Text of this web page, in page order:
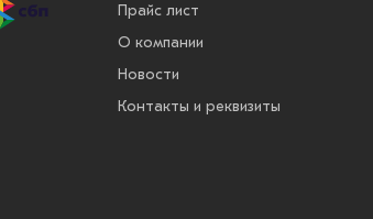
Прайс лист
О компании
Новости
Контакты и реквизиты